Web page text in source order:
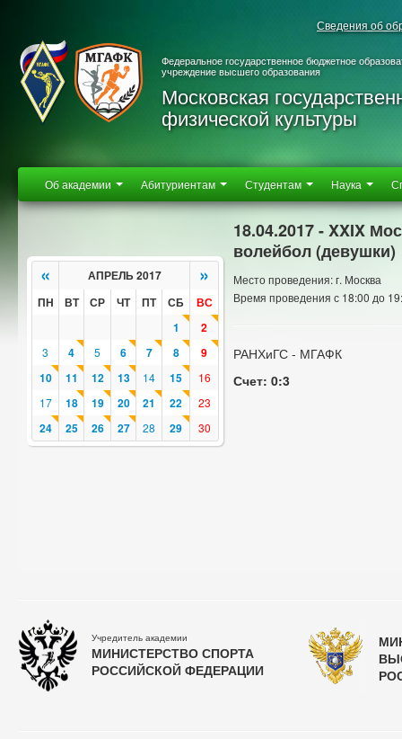
Сведения об
Федеральное государственное бюджетное
учреждение высшего образования
Московская
физической культуры
Об академии Абитуриентам Студентам Наука
« АПРЕЛЬ 2017 »
ПН ВТ СР ЧТ ПТ СБ
ВС
1
2
3 4 5 6 7 8
9
10
11 12 13 14 15
16
17
18 19 20 21 22 23
24 25 26 27 28 29 30
18.04.2017 - XXIX
волейбол (девушки)
Место проведения: г. Москва
Время проведения с 18:00 до
РАНХиГС - МГАФК
Счет: 0:3
Учредитель академии
МИНИСТЕРСТВО СПОРТА
РОССИЙСКОЙ ФЕДЕРАЦИИ